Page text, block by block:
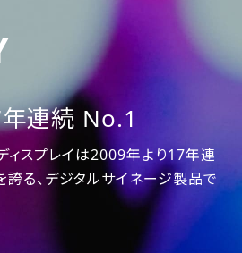
連続 No.1
スプレイは2009年より17年連
誇る、デジタルサイネージ製品で